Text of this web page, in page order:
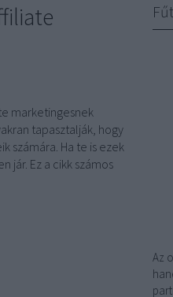
marketingesnek
tapasztalják, hogy
számára. Ha te is ezek
jár. Ez a cikk számos
Az